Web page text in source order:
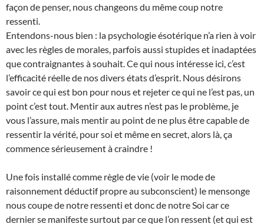
façon de penser, nous changeons du même coup notre
ressenti.
Entendons-nous bien : la psychologie ésotérique n’a rien à voir
avec les règles de morales, parfois aussi stupides et inadaptées
que contraignantes à souhait. Ce qui nous intéresse ici, c’est
l’efficacité réelle de nos divers états d’esprit. Nous désirons
savoir ce qui est bon pour nous et rejeter ce qui ne l’est pas, un
point c’est tout. Mentir aux autres n’est pas le problème, je
vous l’assure, mais mentir au point de ne plus être capable de
ressentir la vérité, pour soi et même en secret, alors là, ça
commence sérieusement à craindre !
Une fois installé comme règle de vie (voir le mode de
raisonnement déductif propre au subconscient) le mensonge
nous coupe de notre ressenti et donc de notre Soi car ce
dernier se manifeste surtout par ce que l’on ressent (et qui est